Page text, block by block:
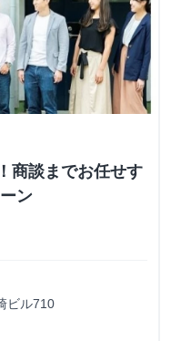
商談までお任せす
ン
ビル710